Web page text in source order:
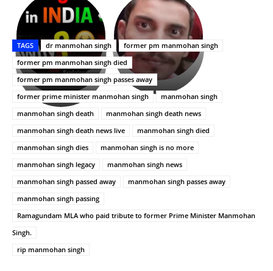
భగవంతుని
ప్రసాదం
తీర్థం..తులసీదళం
లేకుండా
అసంపూర్ణం
కేజీఎఫ్
సినిమాతో
పాన్
ఇండియా
స్టార్
హీరోయిన్‏గా
శ్రీనిధి
శెట్టి.
Upasana:
భర్తపై
రివెంజ్
తీర్చుకున్న
ఉపాసన..
పాపం
రామ్
చరణ్
TAGS dr manmohan singh
former pm manmohan singh
former pm manmohan singh died
former pm manmohan singh passes away
former prime minister manmohan singh
manmohan singh
manmohan singh death
manmohan singh death news
manmohan singh death news live
manmohan singh died
manmohan singh dies
manmohan singh is no more
manmohan singh legacy
manmohan singh news
manmohan singh passed away
manmohan singh passes away
manmohan singh passing
Ramagundam MLA who paid tribute to former Prime Minister Manmohan
Singh.
rip manmohan singh